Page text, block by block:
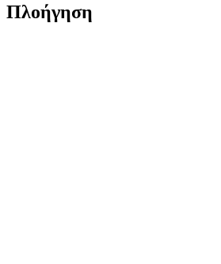
Πλοήγηση